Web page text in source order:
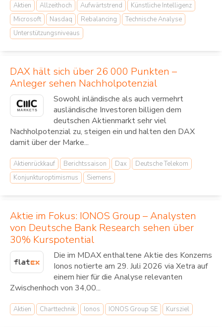
Aktien Allzeithoch Aufwärtstrend
Künstliche Intelligenz
Microsoft
Nasdaq Rebalancing
Technische Analyse
Unterstützungsniveaus
DAX hält sich über 26 000 Punkten –
Anleger sehen Nachholpotenzial
Sowohl inländische als auch vermehrt
ausländische Investoren billigen dem
deutschen Aktienmarkt sehr viel
Nachholpotenzial zu, steigen ein und halten den DAX
damit über der Marke...
Aktienrückkauf Berichtssaison Dax
Deutsche Telekom
Konjunkturoptimismus
Siemens
Aktie im Fokus: IONOS Group – Analysten
von Deutsche Bank Research sehen über
30% Kurspotential
Die im MDAX enthaltene Aktie des Konzerns
Ionos notierte am 29. Juli 2026 via Xetra auf
einem hier für die Analyse relevanten
Zwischenhoch von 34,00...
Aktien Charttechnik Ionos IONOS Group SE Kursziel